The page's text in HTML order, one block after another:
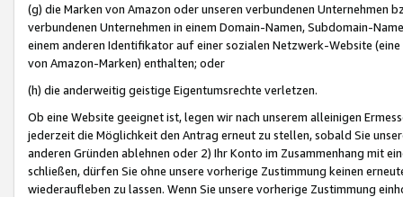
(g) die Marken von Amazon oder unseren verbundenen Unternehmen
verbundenen Unternehmen in einem Domain-Namen, Subdomain-
einem anderen Identifikator auf einer sozialen Netzwerk-Website
von Amazon-Marken) enthalten; oder
(h) die anderweitig geistige Eigentumsrechte verletzen.
Ob eine Website geeignet ist, legen wir nach unserem alleinigen
jederzeit die Möglichkeit den Antrag erneut zu stellen, sobald Sie
anderen Gründen ablehnen oder 2) Ihr Konto im Zusammenhang mit
schließen, dürfen Sie ohne unsere vorherige Zustimmung keinen
wiederaufleben zu lassen. Wenn Sie unsere vorherige Zustimmung